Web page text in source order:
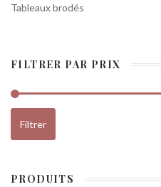
Tableaux brodés
FILTRER PAR PRIX
Filtrer
PRODUITS